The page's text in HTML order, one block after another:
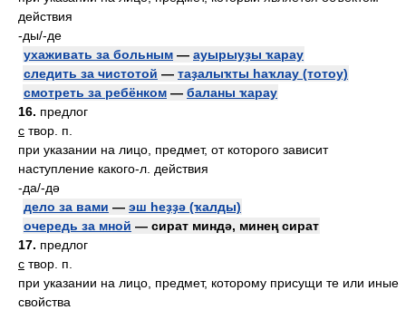
действия
-ды/-де
ухаживать за больным — ауырыуҙы ҡарау
следить за чистотой — таҙалыҡты һаҡлау (тотоу)
смотреть за ребёнком — баланы ҡарау
16. предлог
с твор. п.
при указании на лицо, предмет, от которого зависит
наступление какого-л. действия
-да/-дә
дело за вами — эш һеҙҙә (ҡалды)
очередь за мной — сират миндә, минең сират
17. предлог
с твор. п.
при указании на лицо, предмет, которому присущи те или иные
свойства